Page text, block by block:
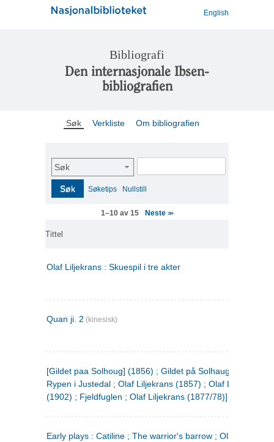
English
Bibliografi
Den internasjonale Ibsen-
bibliografien
Søk Verkliste Om bibliografien
Søk
Søk Søketips Nullstill
1–10 av 15 Neste>>
Tittel
Olaf Liljekrans : Skuespil i tre akter
Quan ji. 2 (kinesisk)
[Gildet paa Solhoug] (1856) ; Gildet på Solhaug (1883) ;
Rypen i Justedal ; Olaf Liljekrans (1857) ; Olaf Liljekrans
(1902) ; Fjeldfuglen ; Olaf Liljekrans (1877/78)]
Early plays : Catiline ; The warrior's barrow ; Olaf Liljekrans